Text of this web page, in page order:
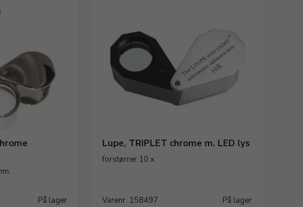
På lager
Lupe, TRIPLET chrome m. LED lys
forstørrer 10 x
Varenr. 158497 På lager